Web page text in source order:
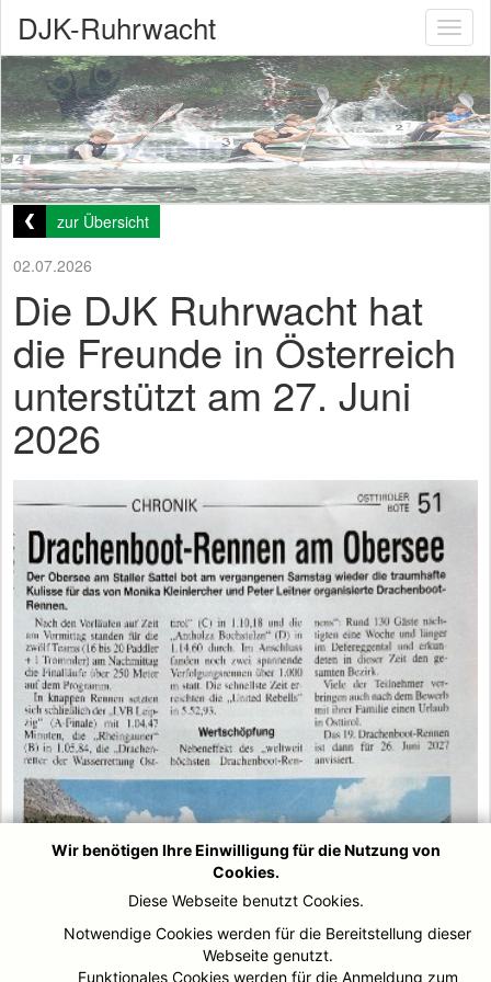
DJK-Ruhrwacht
zur Übersicht
02.07.2026
Die DJK Ruhrwacht hat
die Freunde in Österreich
unterstützt am 27. Juni
2026
Wir benötigen Ihre Einwilligung für die Nutzung von
Cookies.
Diese Webseite benutzt Cookies.
Notwendige Cookies werden für die Bereitstellung dieser
Webseite genutzt.
Funktionales Cookies werden für die Anmeldung zum